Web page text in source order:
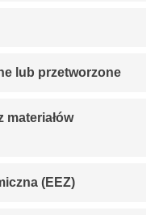
lub przetworzone
materiałów
(EEZ)